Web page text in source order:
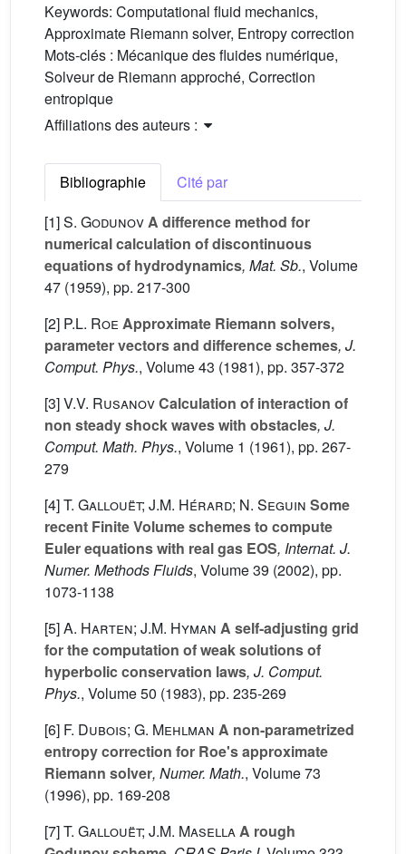
Keywords: Computational fluid mechanics,
Approximate Riemann solver, Entropy correction
Mots-clés : Mécanique des fluides numérique,
Solveur de Riemann approché, Correction
entropique
Affiliations des auteurs :
Bibliographie
Cité par
[1]S. GodunovA difference method for
numerical calculation of discontinuous
equations of hydrodynamics, Mat. Sb., Volume
47 (1959), pp. 217-300
[2] P.L. Roe Approximate Riemann solvers,
parameter vectors and difference schemes, J.
Comput. Phys., Volume 43 (1981), pp. 357-372
[3]V.V. RusanovCalculation of interaction of
non steady shock waves with obstacles, J.
Comput. Math. Phys., Volume 1 (1961), pp. 267-
279
[4]T. Gallouët; J.M. Hérard; N. Seguin Some
recent Finite Volume schemes to compute
Euler equations with real gas EOS, Internat. J.
Numer. Methods Fluids, Volume 39 (2002), pp.
1073-1138
[5]A. Harten; J.M. Hyman A self-adjusting grid
for the computation of weak solutions of
hyperbolic conservation laws, J. Comput.
Phys., Volume 50 (1983), pp. 235-269
[6] F. Dubois; G. Mehlman A non-parametrized
entropy correction for Roe's approximate
Riemann solver, Numer. Math., Volume 73
(1996), pp. 169-208
[7]T. Gallouët; J.M. MasellaA rough